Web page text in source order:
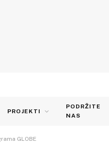
PROJEKTI
PODRŽITE
NAS
GLOBE
u